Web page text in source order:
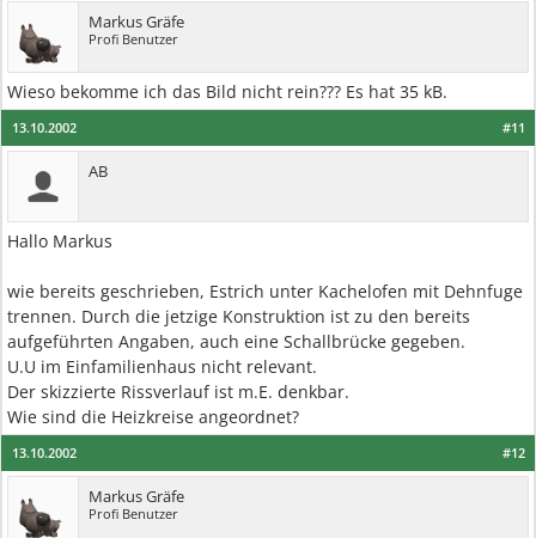
Markus Gräfe
Profi Benutzer
Wieso bekomme ich das Bild nicht rein??? Es hat 35 kB.
#11
13.10.2002
AB
Hallo Markus
wie bereits geschrieben, Estrich unter Kachelofen mit Dehnfuge
trennen. Durch die jetzige Konstruktion ist zu den bereits
aufgeführten Angaben, auch eine Schallbrücke gegeben.
U.U im Einfamilienhaus nicht relevant.
Der skizzierte Rissverlauf ist m.E. denkbar.
Wie sind die Heizkreise angeordnet?
#12
13.10.2002
Markus Gräfe
Profi Benutzer